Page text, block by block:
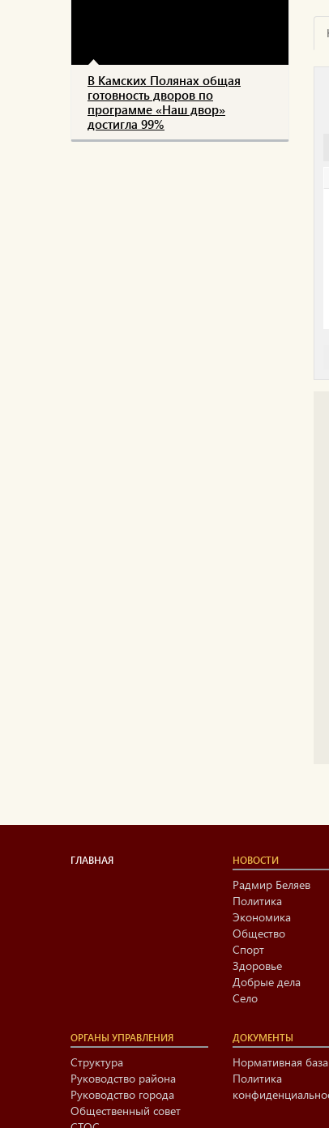
В Камских Полянах общая
готовность дворов по
программе «Наш двор»
достигла 99%
ГЛАВНАЯ НОВОСТИ
Радмир Беляев
Политика
Экономика
Общество
Спорт
Здоровье
Добрые дела
Село
ОРГАНЫ УПРАВЛЕНИЯ
Структура
Руководство района
Руководство города
Общественный совет
ДОКУМЕНТЫ
Нормативная база
Политика